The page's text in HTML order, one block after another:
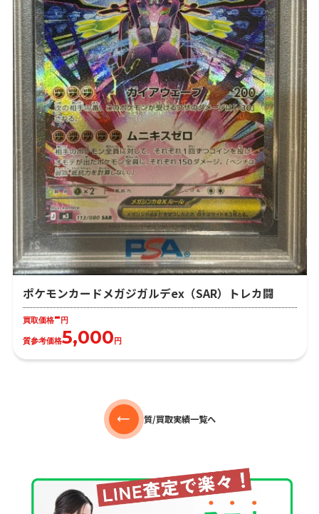
ポケモンカードメガジガルデex（SAR）トレカ闘
買取価格- 円
質参考価格5,000 円
質/買取実績一覧へ